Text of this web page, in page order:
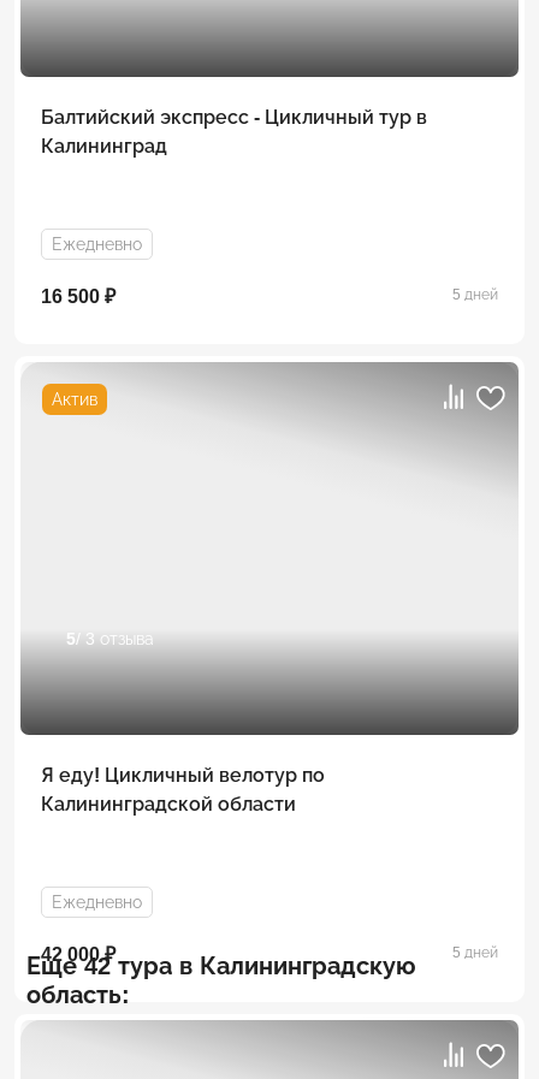
Балтийский экспресс - Цикличный тур в
Калининград
Ежедневно
16 500 ₽ 5 дней
Актив
5/ 3 отзыва
Я еду! Цикличный велотур по
Калининградской области
Ежедневно
42 000 ₽ 5 дней
Еще 42 тура в Калининградскую
область: